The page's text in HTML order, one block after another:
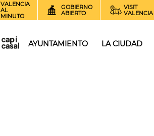
VALENCIA
AL
MINUTO
GOBIERNO
ABIERTO
VISIT
VALENCIA
AYUNTAMIENTO LA CIUDAD